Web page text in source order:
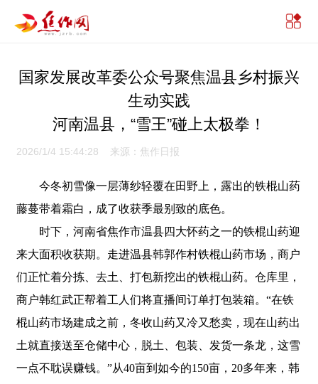
国家发展改革委公众号聚焦温县乡村振兴
生动实践
河南温县，“雪王”碰上太极拳！
2026/1/4 15:44:28 来源：焦作日报
今冬初雪像一层薄纱轻覆在田野上，露出的铁棍山药
藤蔓带着霜白，成了收获季最别致的底色。
时下，河南省焦作市温县四大怀药之一的铁棍山药迎
来大面积收获期。走进温县韩郭作村铁棍山药市场，商户
们正忙着分拣、去土、打包新挖出的铁棍山药。仓库里，
商户韩红武正帮着工人们将直播间订单打包装箱。“在铁
棍山药市场建成之前，冬收山药又冷又愁卖，现在山药出
土就直接送至仓储中心，脱土、包装、发货一条龙，这雪
一点不耽误赚钱。”从40亩到如今的150亩，20多年来，韩